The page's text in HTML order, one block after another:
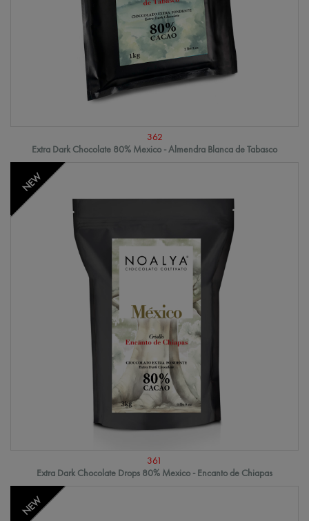
362
Extra Dark Chocolate 80% Mexico - Almendra Blanca de Tabasco
NEW
361
Extra Dark Chocolate Drops 80% Mexico - Encanto de Chiapas
NEW